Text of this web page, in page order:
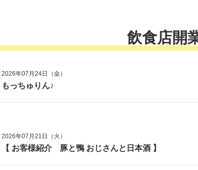
飲食店開
2026年07月24日（金）
もっちゅりん♪
2026年07月21日（火）
【 お客様紹介 豚と鴨 おじさんと日本酒 】